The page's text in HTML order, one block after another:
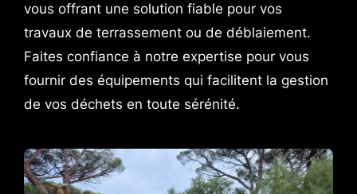
vous offrant une solution fiable pour vos
travaux de terrassement ou de déblaiement.
Faites confiance à notre expertise pour vous
fournir des équipements qui facilitent la gestion
de vos déchets en toute sérénité.